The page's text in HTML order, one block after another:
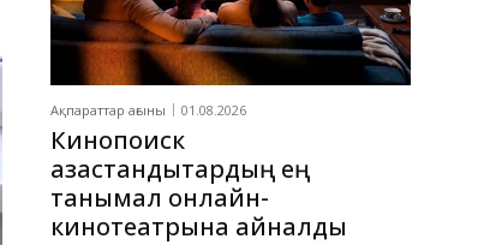
Ақпараттар ағыны 01.08.2026
Кинопоиск
қазақстандықтардың ең
танымал онлайн-
кинотеатрына айналды